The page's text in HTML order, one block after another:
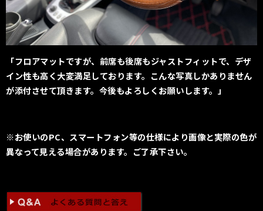
「フロアマットですが、前席も後席もジャストフィットで、デザ
イン性も高く大変満足しております。こんな写真しかありません
が添付させて頂きます。今後もよろしくお願いします。」
※お使いのPC、スマートフォン等の仕様により画像と実際の色が
異なって見える場合があります。ご了承下さい。